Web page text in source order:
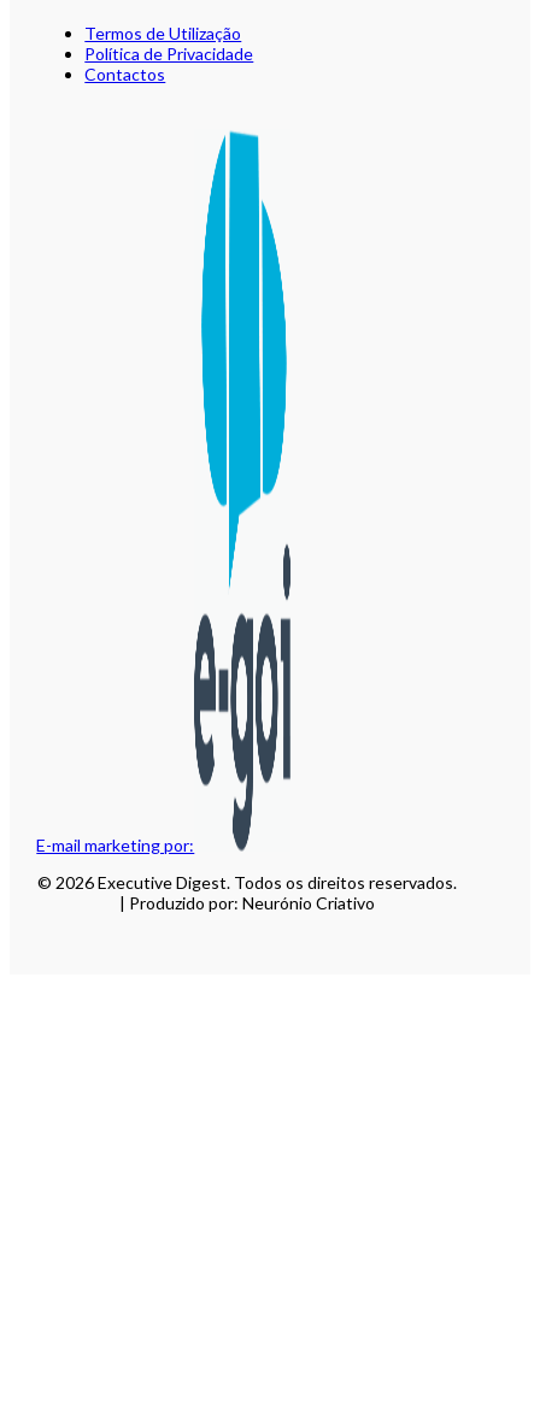
E-mail marketing por:
Termos de Utilização
Política de Privacidade
Contactos
© 2026 Executive Digest. Todos os direitos reservados.
| Produzido por: Neurónio Criativo